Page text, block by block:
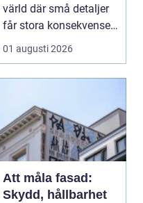
värld där små detaljer
får stora konsekvenser.
En liten avvikels...
01 augusti 2026
Att måla fasad:
Skydd, hållbarhet